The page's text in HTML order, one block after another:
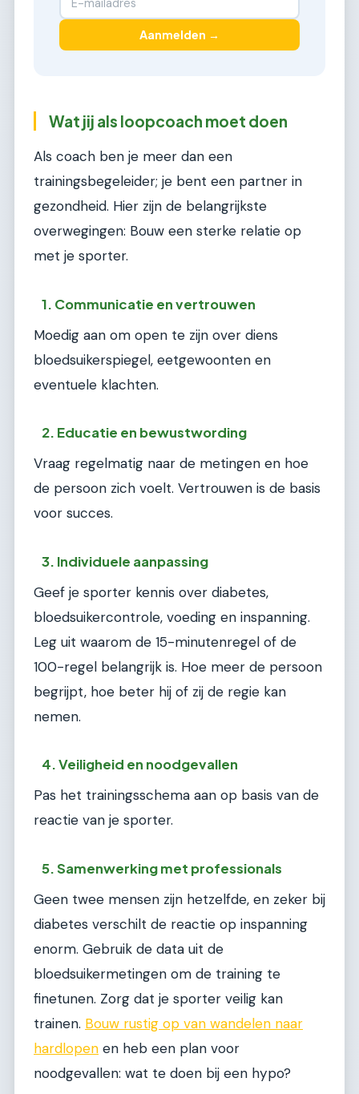
Aanmelden →
Wat jij als loopcoach moet doen
Als coach ben je meer dan een
trainingsbegeleider; je bent een partner in
gezondheid. Hier zijn de belangrijkste
overwegingen: Bouw een sterke relatie op
met je sporter.
1. Communicatie en vertrouwen
Moedig aan om open te zijn over diens
bloedsuikerspiegel, eetgewoonten en
eventuele klachten.
2. Educatie en bewustwording
Vraag regelmatig naar de metingen en hoe
de persoon zich voelt. Vertrouwen is de basis
voor succes.
3. Individuele aanpassing
Geef je sporter kennis over diabetes,
bloedsuikercontrole, voeding en inspanning.
Leg uit waarom de 15-minutenregel of de
100-regel belangrijk is. Hoe meer de persoon
begrijpt, hoe beter hij of zij de regie kan
nemen.
4. Veiligheid en noodgevallen
Pas het trainingsschema aan op basis van de
reactie van je sporter.
5. Samenwerking met professionals
Geen twee mensen zijn hetzelfde, en zeker bij
diabetes verschilt de reactie op inspanning
enorm. Gebruik de data uit de
bloedsuikermetingen om de training te
finetunen. Zorg dat je sporter veilig kan
trainen. Bouw rustig op van wandelen naar
hardlopen en heb een plan voor
noodgevallen: wat te doen bij een hypo?